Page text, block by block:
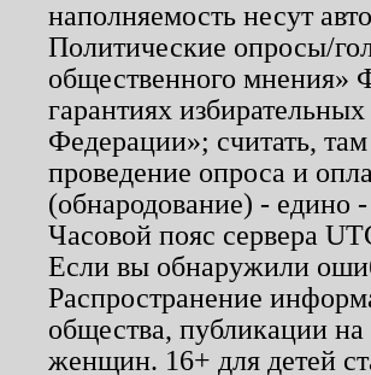
наполняемость несут
Политические опросы/
общественного мнения»
гарантиях
Федерации»; считать,
проведение опроса и
(обнародование) - едино
Часовой пояс сервера
Если вы обнаружили
Распространение
общества, публикации
женщин. 16+ для детей